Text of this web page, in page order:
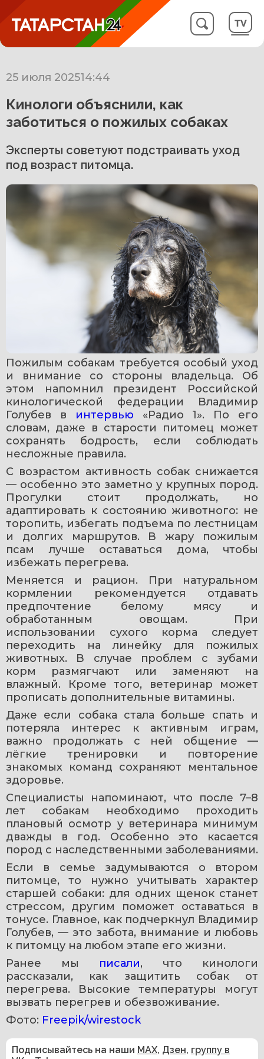
25 июля 202514:44
Кинологи объяснили, как
заботиться о пожилых собаках
Эксперты советуют подстраивать уход
под возраст питомца.
Пожилым собакам требуется особый уход
и внимание со стороны владельца. Об
этом напомнил президент Российской
кинологической федерации Владимир
Голубев в
интервью «Радио 1». По его
словам, даже в старости питомец может
сохранять бодрость, если соблюдать
несложные правила.
С возрастом активность собак снижается
— особенно это заметно у крупных пород.
Прогулки стоит продолжать, но
адаптировать к состоянию животного: не
торопить, избегать подъема по лестницам
и долгих маршрутов. В жару пожилым
псам лучше оставаться дома, чтобы
избежать перегрева.
Меняется и рацион. При натуральном
кормлении рекомендуется отдавать
предпочтение белому мясу и
обработанным овощам. При
использовании сухого корма следует
переходить на линейку для пожилых
животных. В случае проблем с зубами
корм размягчают или заменяют на
влажный. Кроме того, ветеринар может
прописать дополнительные витамины.
Даже если собака стала больше спать и
потеряла интерес к активным играм,
важно продолжать с ней общение —
лёгкие тренировки и повторение
знакомых команд сохраняют ментальное
здоровье.
Специалисты напоминают, что после 7–8
лет собакам необходимо проходить
плановый осмотр у ветеринара минимум
дважды в год. Особенно это касается
пород с наследственными заболеваниями.
Если в семье задумываются о втором
питомце, то нужно учитывать характер
старшей собаки: для одних щенок станет
стрессом, другим поможет оставаться в
тонусе. Главное, как подчеркнул Владимир
Голубев, — это забота, внимание и любовь
к питомцу на любом этапе его жизни.
Ранее мы писали, что кинологи
рассказали, как защитить собак от
перегрева. Высокие температуры могут
вызвать перегрев и обезвоживание.
Фото: Freepik/wirestock
Подписывайтесь на наши MAX, Дзен, группу в